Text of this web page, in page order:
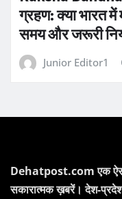
ग्रहण: क्या भारत में
समय और जरूरी
Junior Editor1
Dehatpost.com एक ऐसी
सकारात्मक ख़बरें। देश-